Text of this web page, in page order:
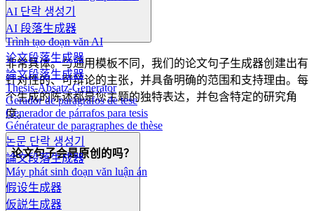
AI 단락 생성기
AI 段落生成器
Trình tạo đoạn văn AI
论文段落生成器
論文段落生成器
Thesis-Absatz-Generator
Gerador de parágrafos de tese
Generador de párrafos para tesis
Générateur de paragraphes de thèse
논문 단락 생성기
論文段落生成器
Máy phát sinh đoạn văn luận án
假设生成器
仮説生成器
非常具体。与通用模板不同，我们的论文句子生成器创建出有
针对性的、可辩论的主张，并具备明确的范围和支持理由。每
个生成的陈述都是您主题的独特表达，并包含特定的研究角
度。
论文句子会是原创的吗？